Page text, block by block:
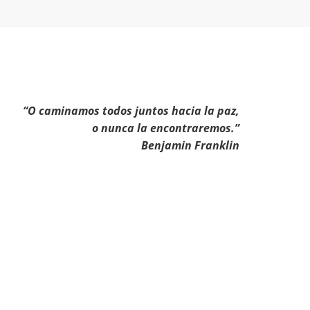
“O caminamos todos juntos hacia la paz,
o nunca la encontraremos.”
Benjamin Franklin